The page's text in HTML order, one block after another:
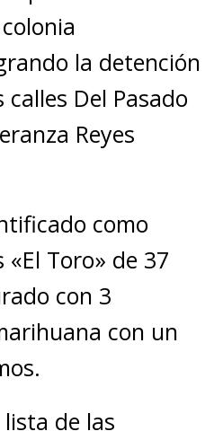
la detención
Del Pasado
Reyes
como
«El Toro» de 37
con 3
con un
de las